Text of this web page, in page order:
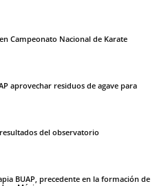
Campeonato Nacional de Karate
aprovechar residuos de agave para
del observatorio
BUAP, precedente en la formación de